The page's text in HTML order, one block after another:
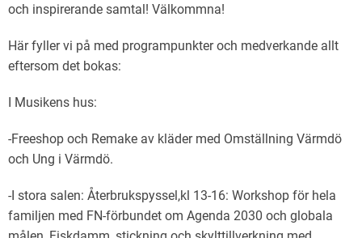
och inspirerande samtal! Välkommna!
Här fyller vi på med programpunkter och medverkande allt
eftersom det bokas:
I Musikens hus:
-Freeshop och Remake av kläder med Omställning Värmdö
och Ung i Värmdö.
-I stora salen: Återbrukspyssel,kl 13-16: Workshop för hela
familjen med FN-förbundet om Agenda 2030 och globala